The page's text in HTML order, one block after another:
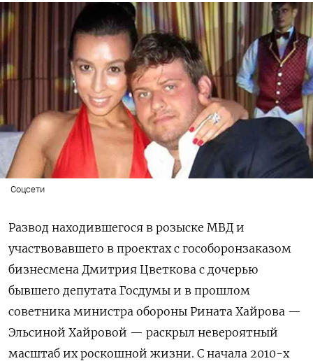
Соцсети
Развод находившегося в розыске МВД и
участвовавшего в проектах с гособоронзаказом
бизнесмена Дмитрия Цветкова с дочерью
бывшего депутата Госдумы и в прошлом
советника министра обороны Рината Хайрова —
Эльсиной Хайровой — раскрыл невероятный
масштаб их роскошной жизни. С начала 2010-х